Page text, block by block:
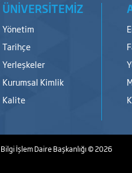
ÜNİVERSİTEMİZ
Yönetim
Tarihçe
Yerleşkeler
Kurumsal Kimlik
Kalite
Bilgi İşlem Daire Başkanlığı© 2026